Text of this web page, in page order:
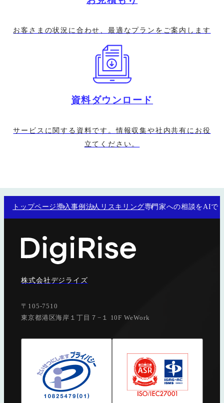
お客さまの状況に合わせ、最適なプランをご案内します
資料ダウンロード
サービスに関する資料です。情報収集や社内共有にお役
立てください。
トップページ導入事例 法人リスキリング専門家への相談をAIで
株式会社デジライズ
〒105-7510
東京都港区海岸１丁目７−１ 10F WeWork